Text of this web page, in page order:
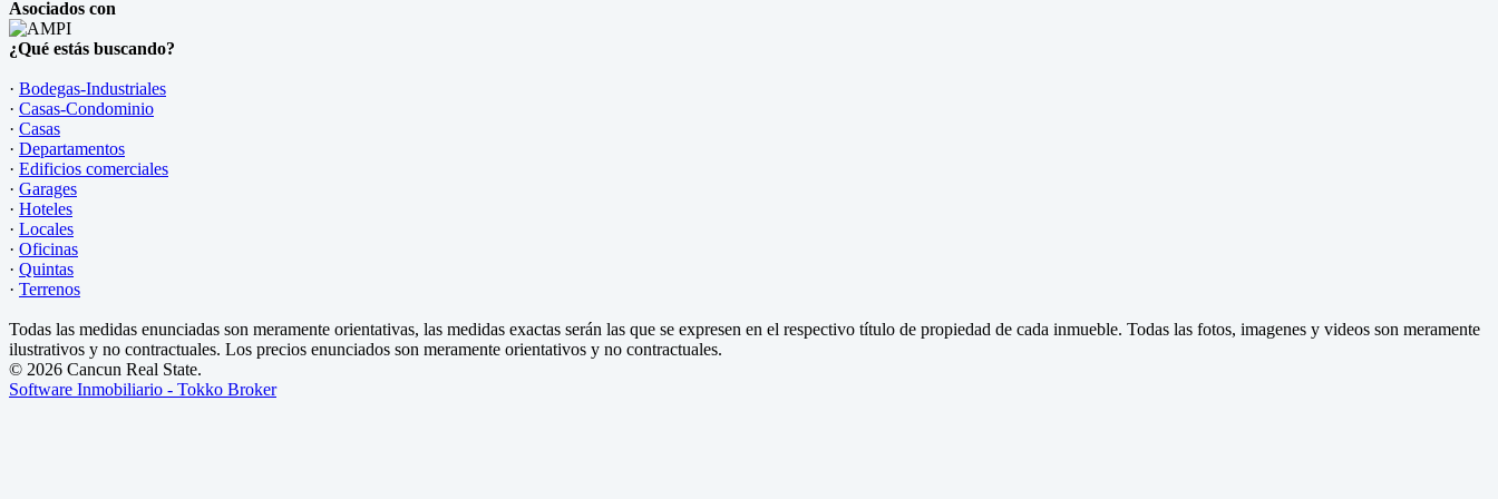
Asociados con
¿Qué estás buscando?
· Bodegas-Industriales
· Casas-Condominio
· Casas
· Departamentos
· Edificios comerciales
· Garages
· Hoteles
· Locales
· Oficinas
· Quintas
· Terrenos
Todas las medidas enunciadas son meramente orientativas, las medidas exactas serán las que se expresen en el respectivo título de propiedad de cada inmueble. Todas las fotos, imagenes y videos son meramente
ilustrativos y no contractuales. Los precios enunciados son meramente orientativos y no contractuales.
© 2026 Cancun Real State.
Software Inmobiliario - Tokko Broker